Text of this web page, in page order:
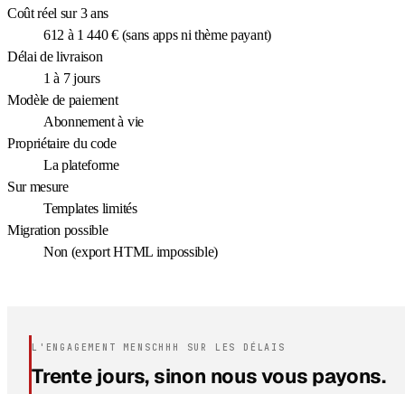
Coût réel sur 3 ans
612 à 1 440 € (sans apps ni thème payant)
Délai de livraison
1 à 7 jours
Modèle de paiement
Abonnement à vie
Propriétaire du code
La plateforme
Sur mesure
Templates limités
Migration possible
Non (export HTML impossible)
L'ENGAGEMENT MENSCHHH SUR LES DÉLAIS
Trente jours, sinon nous vous payons.